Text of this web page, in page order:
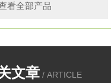
看全部产品
文章 / ARTICLE